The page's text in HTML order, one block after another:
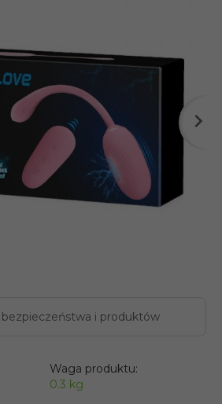
i produktów
Waga produktu:
0.3 kg